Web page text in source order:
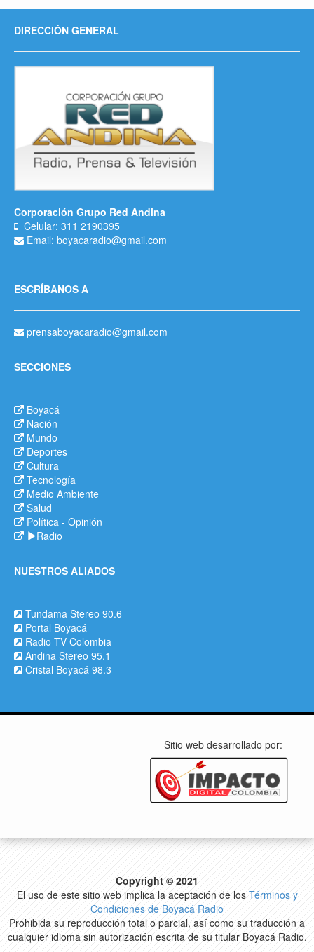
DIRECCIÓN GENERAL
Corporación Grupo Red Andina
Celular: 311 2190395
Email: boyacaradio@gmail.com
ESCRÍBANOS A
prensaboyacaradio@gmail.com
SECCIONES
Boyacá
Nación
Mundo
Deportes
Cultura
Tecnología
Medio Ambiente
Salud
Política - Opinión
Radio
NUESTROS ALIADOS
Tundama Stereo 90.6
Portal Boyacá
Radio TV Colombia
Andina Stereo 95.1
Cristal Boyacá 98.3
Sitio web desarrollado por:
Copyright © 2021
El uso de este sitio web implica la aceptación de los Términos y
Condiciones de Boyacá Radio
Prohibida su reproducción total o parcial, así como su traducción a
cualquier idioma sin autorización escrita de su titular Boyacá Radio.